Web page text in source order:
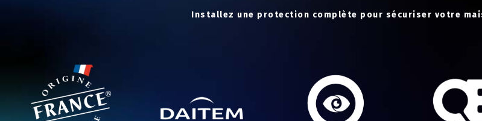
Installez une protection complète pour sécuriser votre